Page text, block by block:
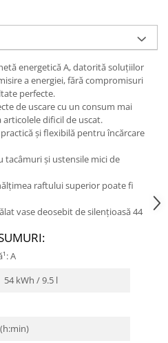
energetică A, datorită soluțiilor
a energiei, fără compromisuri
perfecte.
de uscare cu un consum mai
articolele dificil de uscat.
și flexibilă pentru încărcare
tacâmuri și ustensile mici de
raftului superior poate fi
vase deosebit de silențioasă 44
A
kWh / 9.5 l